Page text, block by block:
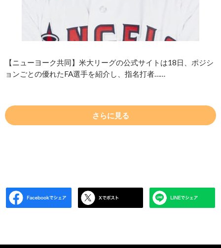
【ニューヨーク共同】米大リーグの公式サイトは18日、ポジシ
ョンごとの優れたFA選手を紹介し、指名打者……
さらに見る